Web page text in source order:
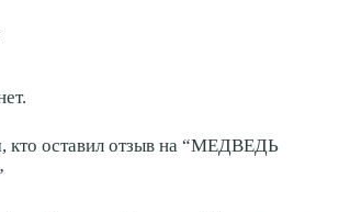
кто оставил отзыв на “МЕДВЕДЬ